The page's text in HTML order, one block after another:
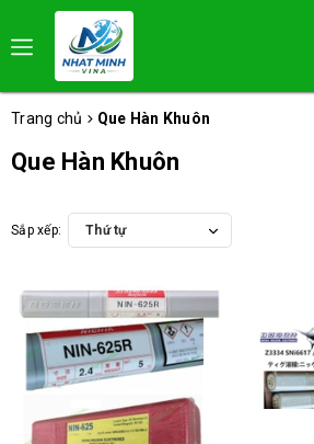
Trang chủ Que Hàn Khuôn
Que Hàn Khuôn
Sắp xếp: Thứ tự